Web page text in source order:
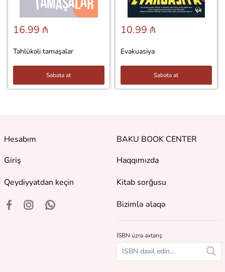
16.99 ₼
Təhlükəli tamaşalar
Səbətə at
10.99 ₼
Evakuasiya
Səbətə at
Hesabım
Giriş
Qeydiyyatdan keçin
BAKU BOOK CENTER
Haqqımızda
Kitab sorğusu
Bizimlə əlaqə
İSBN üzrə axtarış